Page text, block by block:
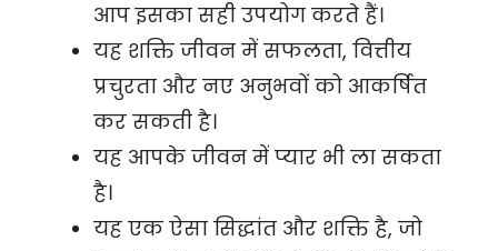
आप इसका सही उपयोग करते हैं।
यह शक्ति जीवन में सफलता, वित्तीय
प्रचुरता और नए अनुभवों को आकर्षित
कर सकती है।
यह आपके जीवन में प्यार भी ला सकता
है।
यह एक ऐसा सिद्धांत और शक्ति है, जो